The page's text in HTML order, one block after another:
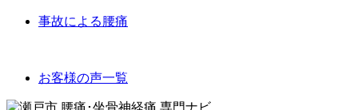
事故による腰痛
お客様の声一覧